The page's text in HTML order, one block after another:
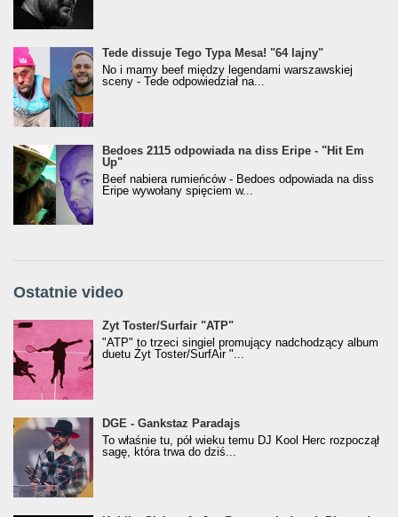
Tede dissuje Tego Typa Mesa! "64 lajny"
No i mamy beef między legendami warszawskiej
sceny - Tede odpowiedział na...
Bedoes 2115 odpowiada na diss Eripe - "Hit Em
Up"
Beef nabiera rumieńców - Bedoes odpowiada na diss
Eripe wywołany spięciem w...
Ostatnie video
Żyt Toster/SurfAir - ATP VIDEO
Żyt Toster/Surfair "ATP"
"ATP" to trzeci singiel promujący nadchodzący album
duetu Żyt Toster/SurfAir "...
donGURALesko z nagrodą za
Klasyczny/Trueschoolowy Album Roku
(Popkillery 2023)
DGE - Gankstaz Paradajs
To właśnie tu, pół wieku temu DJ Kool Herc rozpoczął
sagę, która trwa do dziś...